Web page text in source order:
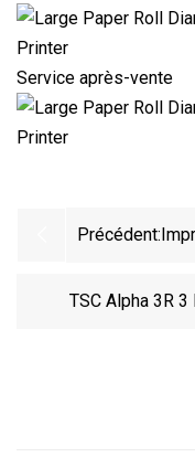
Service après-vente
Précédent:
De
TSC Alpha 3R